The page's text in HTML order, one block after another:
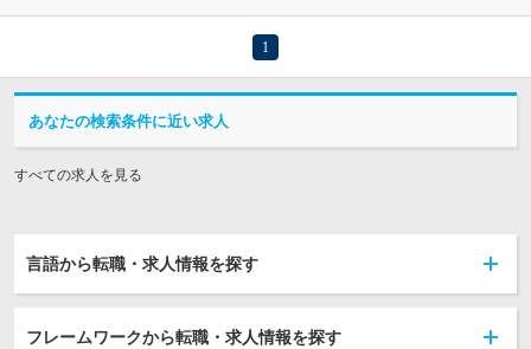
1
あなたの検索条件に近い求人
すべての求人を見る
言語から転職・求人情報を探す
フレームワークから転職・求人情報を探す